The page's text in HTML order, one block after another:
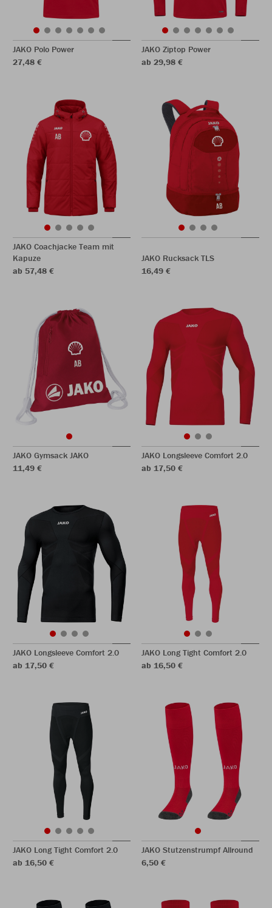
JAKO Polo Power
27,48 €
JAKO Ziptop Power
ab 29,98 €
JAKO Coachjacke Team mit
Kapuze
ab 57,48 €
JAKO Rucksack TLS
16,49 €
JAKO Gymsack JAKO
11,49 €
JAKO Longsleeve Comfort 2.0
ab 17,50 €
JAKO Longsleeve Comfort 2.0
ab 17,50 €
JAKO Long Tight Comfort 2.0
ab 16,50 €
JAKO Long Tight Comfort 2.0
ab 16,50 €
JAKO Stutzenstrumpf Allround
6,50 €